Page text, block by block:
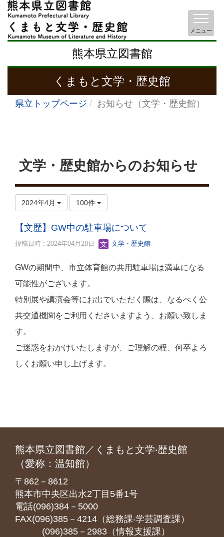
熊本県立図書館
くまもと文学・歴史館
メニュー
県立トップページ お知らせ（文学・歴史館）
文学・歴史館からのお知らせ
2024年4月 100件
【文歴】GW中の駐車場について
投稿日時 : 2024年04月28日 文学・歴史館
GWの期間中、市立体育館の共用駐車場は満車になる
可能性がございます。
特別展や講演会等にお出でいただく際は、なるべく公
共交通機関をご利用くださいますよう、お願い致しま
す。
ご迷惑をおかけいたしますが、ご理解の程、何卒よろ
しくお願い申し上げます。
熊本県立図書館／くまもと文学‧歴史館
（愛称：温知館）
〒862－8612
熊本市中央区出水2丁目5番1号
電話(096)384－5000
FAX(096)385－4214（総務課‧学芸調査課）
(096)385－2983（情報支援課）